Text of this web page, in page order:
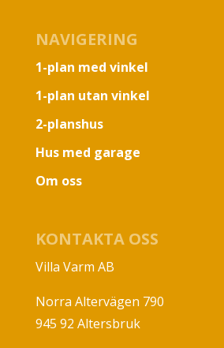
NAVIGERING
1-plan med vinkel
1-plan utan vinkel
2-planshus
Hus med garage
Om oss
KONTAKTA OSS
Villa Varm AB
Norra Altervägen 790
945 92 Altersbruk